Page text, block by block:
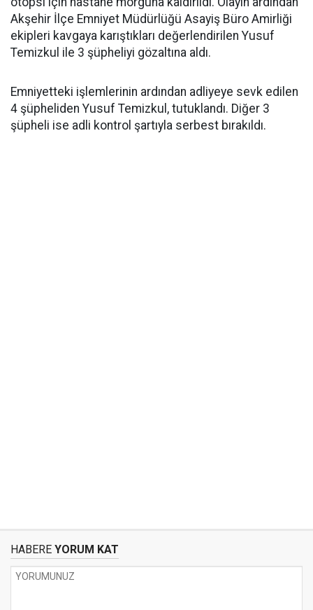
Akşehir İlçe Emniyet Müdürlüğü Asayiş Büro Amirliği
ekipleri kavgaya karıştıkları değerlendirilen Yusuf
Temizkul ile 3 şüpheliyi gözaltına aldı.
Emniyetteki işlemlerinin ardından adliyeye sevk edilen
4 şüpheliden Yusuf Temizkul, tutuklandı. Diğer 3
şüpheli ise adli kontrol şartıyla serbest bırakıldı.
HABERE YORUM KAT